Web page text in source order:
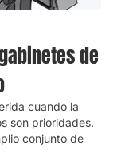
de
cuando la
son prioridades.
conjunto de